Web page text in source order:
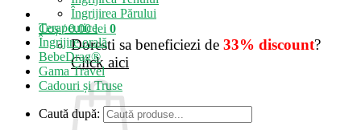
Coș /0.00lei 0
Doresti sa beneficiezi de 33% discount?
Click aici
Îngrijirea Părului
Terapeutice
Îngrijire orală
BebeDrag®
Gama Travel
Cadouri și Truse
Caută după: